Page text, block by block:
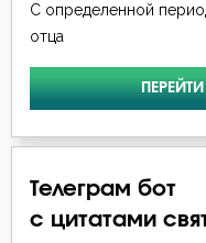
Воздаяние
Воздержание
Воля
Воля Божия
Высокомерие
Игнатий
Иоанн Златоуст
Иоанн
С определенной
отца
Телеграм бот
с цитатами